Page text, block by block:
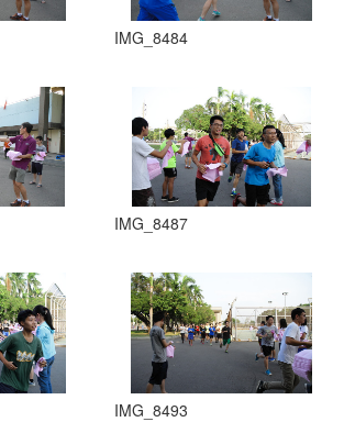
IMG_8484
IMG_8487
IMG_8493